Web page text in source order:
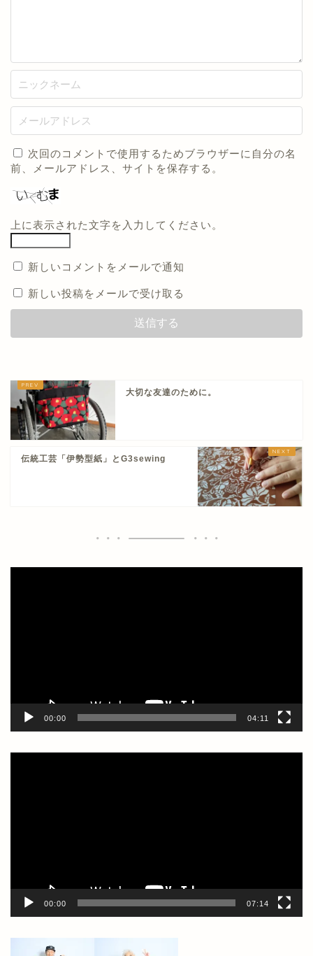
次回のコメントで使用するためブラウザーに自分の名
前、メールアドレス、サイトを保存する。
上に表示された文字を入力してください。
新しいコメントをメールで通知
新しい投稿をメールで受け取る
大切な友達のために。
伝統工芸「伊勢型紙」とG3sewing
00:00 04:11
00:00 07:14